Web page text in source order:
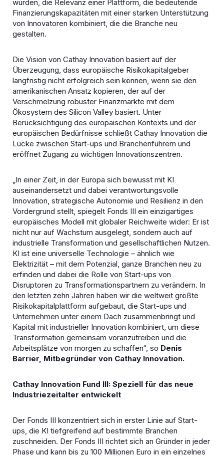
wurden, die Relevanz einer Plattform, die bedeutende
Finanzierungskapazitäten mit einer starken Unterstützung
von Innovatoren kombiniert, die die Branche neu
gestalten.
Die Vision von Cathay Innovation basiert auf der
Überzeugung, dass europäische Risikokapitalgeber
langfristig nicht erfolgreich sein können, wenn sie den
amerikanischen Ansatz kopieren, der auf der
Verschmelzung robuster Finanzmärkte mit dem
Ökosystem des Silicon Valley basiert. Unter
Berücksichtigung des europäischen Kontexts und der
europäischen Bedürfnisse schließt Cathay Innovation die
Lücke zwischen Start-ups und Branchenführern und
eröffnet Zugang zu wichtigen Innovationszentren.
„In einer Zeit, in der Europa sich bewusst mit KI
auseinandersetzt und dabei verantwortungsvolle
Innovation, strategische Autonomie und Resilienz in den
Vordergrund stellt, spiegelt Fonds III ein einzigartiges
europäisches Modell mit globaler Reichweite wider: Er ist
nicht nur auf Wachstum ausgelegt, sondern auch auf
industrielle Transformation und gesellschaftlichen Nutzen.
KI ist eine universelle Technologie – ähnlich wie
Elektrizität – mit dem Potenzial, ganze Branchen neu zu
erfinden und dabei die Rolle von Start-ups von
Disruptoren zu Transformationspartnern zu verändern. In
den letzten zehn Jahren haben wir die weltweit größte
Risikokapitalplattform aufgebaut, die Start-ups und
Unternehmen unter einem Dach zusammenbringt und
Kapital mit industrieller Innovation kombiniert, um diese
Transformation gemeinsam voranzutreiben und die
Arbeitsplätze von morgen zu schaffen“, so Denis
Barrier, Mitbegründer von Cathay Innovation.
Cathay Innovation Fund III: Speziell für das neue
Industriezeitalter entwickelt
Der Fonds III konzentriert sich in erster Linie auf Start-
ups, die KI tiefgreifend auf bestimmte Branchen
zuschneiden. Der Fonds III richtet sich an Gründer in jeder
Phase und kann bis zu 100 Millionen Euro in ein einzelnes